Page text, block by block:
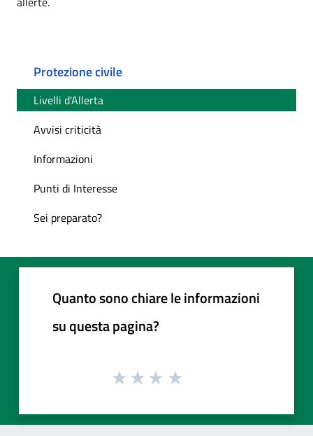
Protezione civile
Livelli d'Allerta
Avvisi criticità
Informazioni
Punti di Interesse
Sei preparato?
Quanto sono chiare le informazioni
su questa pagina?